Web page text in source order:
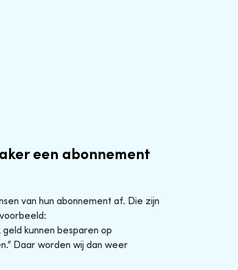
een abonnement
van hun abonnement af. Die zijn
geld kunnen besparen op
Daar worden wij dan weer